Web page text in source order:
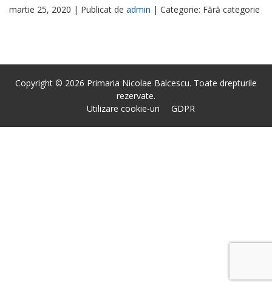
martie 25, 2020 | Publicat de admin | Categorie: Fără categorie
Copyright © 2026 Primaria Nicolae Balcescu. Toate drepturile
rezervate.
Utilizare cookie-uri
GDPR